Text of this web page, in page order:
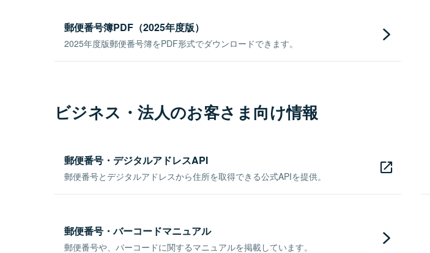
郵便番号簿PDF（2025年度版）
2025年度版郵便番号簿をPDF形式でダウンロードできます。
ビジネス・法人のお客さま向け情報
郵便番号・デジタルアドレスAPI
郵便番号とデジタルアドレスから住所を取得できる公式APIを提供。
郵便番号・バーコードマニュアル
郵便番号や、バーコードに関するマニュアルを掲載しています。